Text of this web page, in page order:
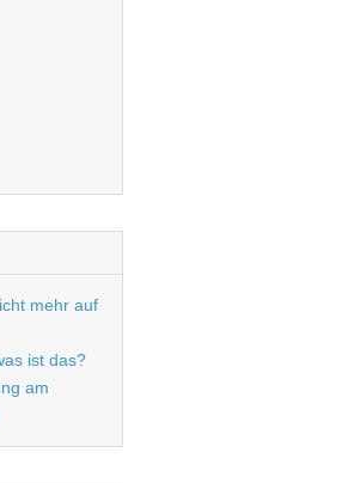
mehr auf
ist das?
am